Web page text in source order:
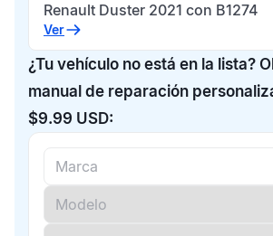
Renault Duster 2021 con B1274
Ver
¿Tu vehículo no está en la lista?
manual de reparación
$9.99 USD: